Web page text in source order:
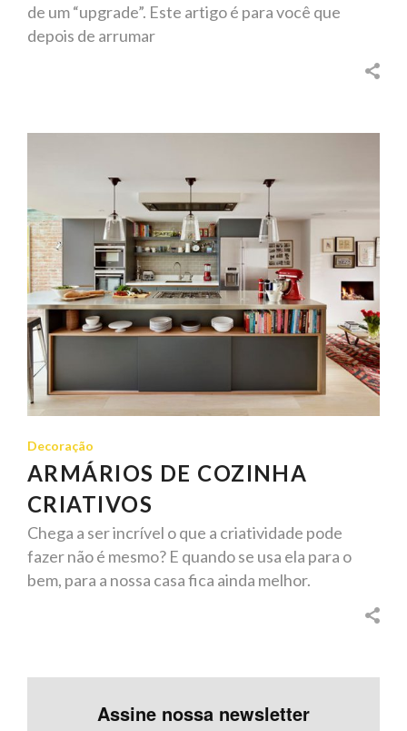
de um “upgrade”. Este artigo é para você que
depois de arrumar
Decoração
ARMÁRIOS DE COZINHA
CRIATIVOS
Chega a ser incrível o que a criatividade pode
fazer não é mesmo? E quando se usa ela para o
bem, para a nossa casa fica ainda melhor.
Assine nossa newsletter